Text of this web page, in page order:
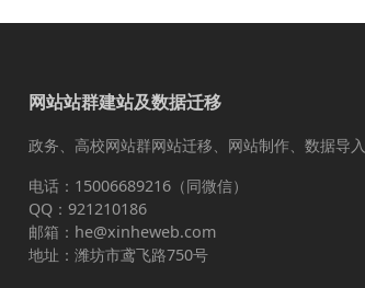
网站站群建站及数据迁移
政务、高校网站群网站迁移、网站制作、数据导入
电话：15006689216（同微信）
QQ：921210186
邮箱：he@xinheweb.com
地址：潍坊市鸢飞路750号